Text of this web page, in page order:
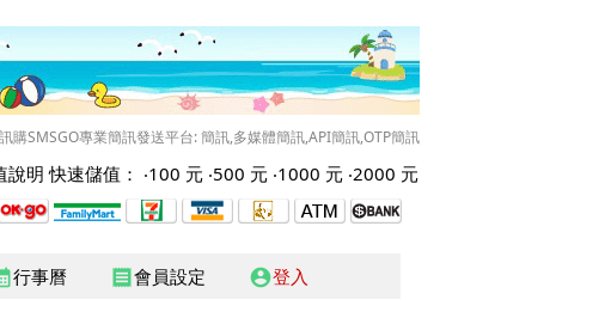
購SMSGO專業簡訊發送平台: 簡訊,多媒體簡訊,API簡訊,OTP簡訊
說明 快速儲值： ‧100 元 ‧500 元 ‧1000 元 ‧2000 元
行事曆 receipt 會員設定 account_circle登入